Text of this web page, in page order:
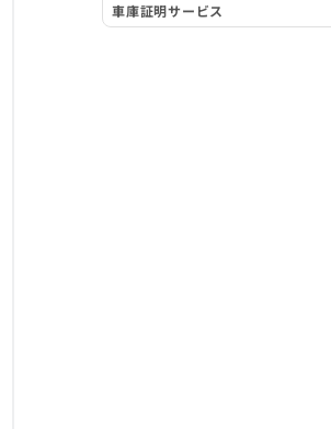
車庫証明サービス